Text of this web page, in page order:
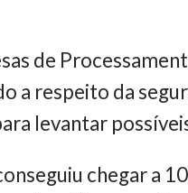
de
a respeito da
levantar
chegar a